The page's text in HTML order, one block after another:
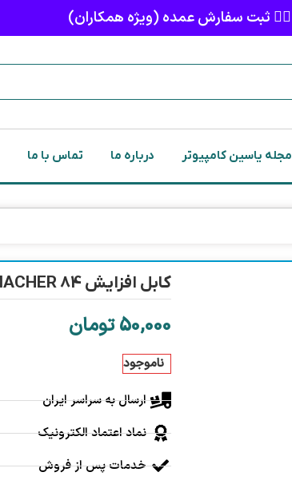
👈🏻 ثبت سفارش عمده (ویژه همکاران)
مجله یاسین کامپیوتر درباره ما تماس با ما
کابل افزایش 1/5M MACHER 84
50,000 تومان
ناموجود
ارسال به سراسر ایران
نماد اعتماد الکترونیک
خدمات پس از فروش